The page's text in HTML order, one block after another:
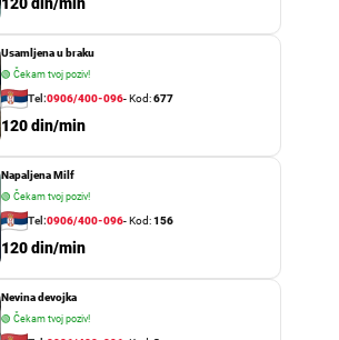
m
e
Usamljena u braku
🟢 Čekam tvoj poziv!
Tel:0906/400-096- Kod:677
120 din/min
Napaljena Milf
🟢 Čekam tvoj poziv!
Tel:0906/400-096- Kod:156
120 din/min
Nevina devojka
🟢 Čekam tvoj poziv!